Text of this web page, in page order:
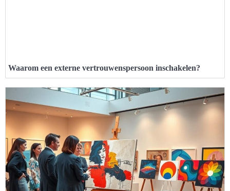
Waarom een externe vertrouwenspersoon inschakelen?